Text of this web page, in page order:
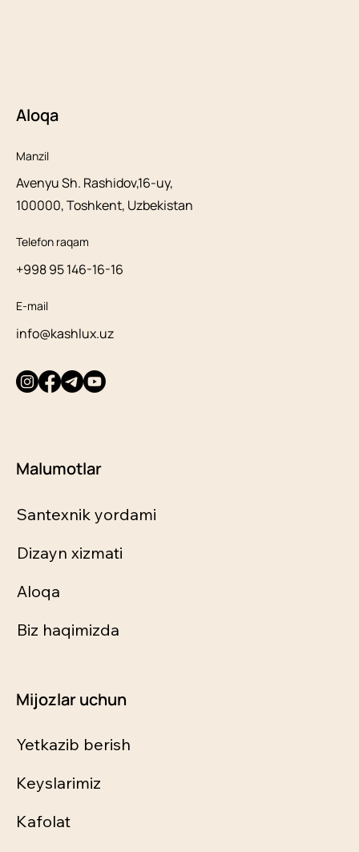
Aloqa
Manzil
Avenyu Sh. Rashidov,16-uy,
100000, Toshkent, Uzbekistan
Telefon raqam
+998 95 146-16-16
E-mail
info@kashlux.uz
Malumotlar
Santexnik yordami
Dizayn xizmati
Aloqa
Biz haqimizda
Mijozlar uchun
Yetkazib berish
Keyslarimiz
Kafolat